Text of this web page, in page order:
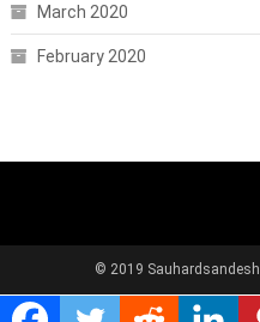
March 2020
February 2020
© 2019 Sauhardsandesh.